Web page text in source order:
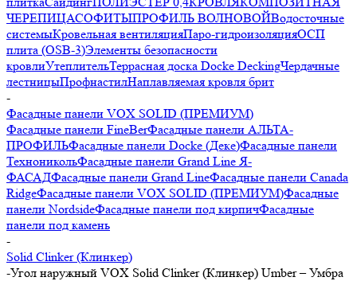
ЧЕРЕПИЦАСОФИТЫПРОФИЛЬ ВОЛНОВОЙВодосточные
системыКровельная вентиляцияПаро-гидроизоляцияОСП
плита (OSB-3)Элементы безопасности
кровлиУтеплительТеррасная доска Docke DeckingЧердачные
лестницыПрофнастилНаплавляемая кровля брит
-
Фасадные панели VOX SOLID (ПРЕМИУМ)
Фасадные панели FineBerФасадные панели АЛЬТА-
ПРОФИЛЬФасадные панели Docke (Деке)Фасадные панели
ТехноникольФасадные панели Grand Line Я-
ФАСАДФасадные панели Grand LineФасадные панели Canada
RidgeФасадные панели VOX SOLID (ПРЕМИУМ)Фасадные
панели NordsideФасадные панели под кирпичФасадные
панели под камень
-
Solid Clinker (Клинкер)
-Угол наружный VOX Solid Clinker (Клинкер) Umber – Умбра